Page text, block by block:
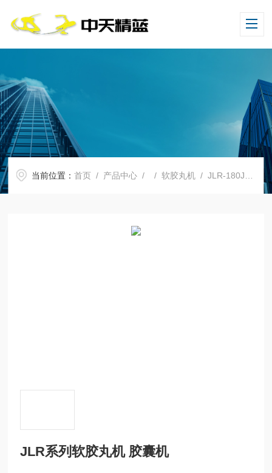
当前位置：首页 / 产品中心 / /软胶丸机 / JLR-180JLR系列软胶丸机 胶囊机
JLR系列软胶丸机 胶囊机